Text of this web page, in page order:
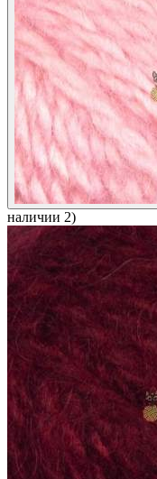
наличии 2)